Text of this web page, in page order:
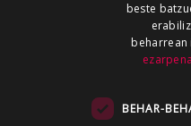
ALEA
NOAUA
beste
beharrean
BEHAR-